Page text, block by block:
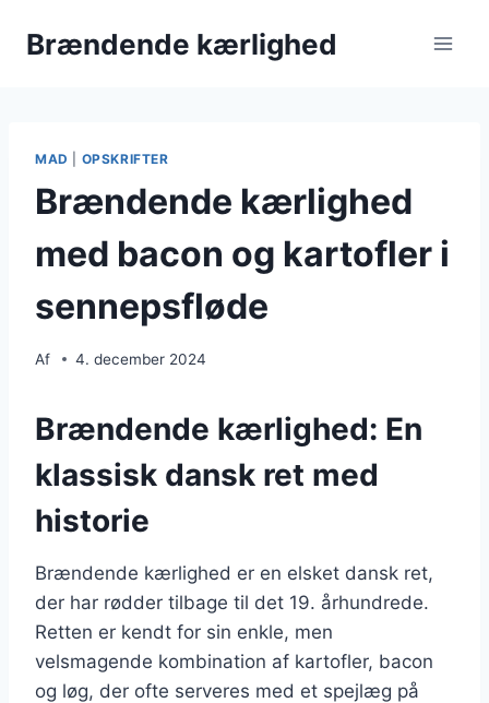
Brændende kærlighed
MAD OPSKRIFTER
Brændende kærlighed
med bacon og kartofler i
sennepsfløde
Af 4. december 2024
Brændende kærlighed: En
klassisk dansk ret med
historie
Brændende kærlighed er en elsket dansk ret,
der har rødder tilbage til det 19. århundrede.
Retten er kendt for sin enkle, men
velsmagende kombination af kartofler, bacon
og løg, der ofte serveres med et spejlæg på